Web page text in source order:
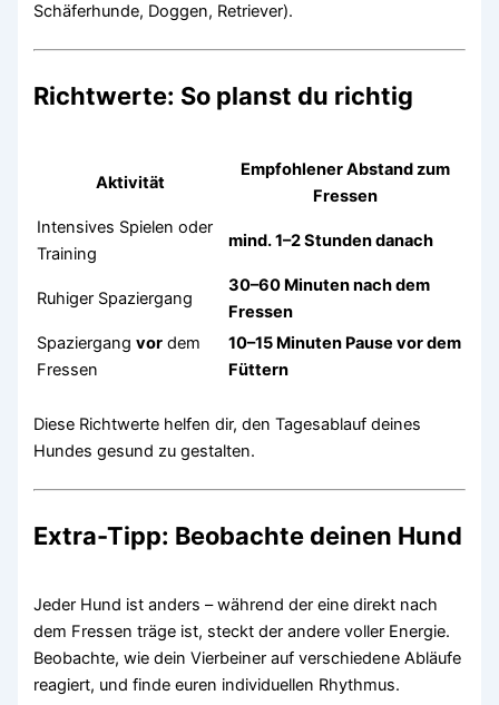
Schäferhunde, Doggen, Retriever).
Richtwerte: So planst du richtig
Aktivität
Empfohlener Abstand zum
Fressen
Intensives Spielen oder
Training
mind. 1–2 Stunden danach
Ruhiger Spaziergang
30–60 Minuten nach dem
Fressen
Spaziergangvor dem
Fressen
10–15 Minuten Pause vor dem
Füttern
Diese Richtwerte helfen dir, den Tagesablauf deines
Hundes gesund zu gestalten.
Extra-Tipp: Beobachte deinen Hund
Jeder Hund ist anders – während der eine direkt nach
dem Fressen träge ist, steckt der andere voller Energie.
Beobachte, wie dein Vierbeiner auf verschiedene Abläufe
reagiert, und finde euren individuellen Rhythmus.